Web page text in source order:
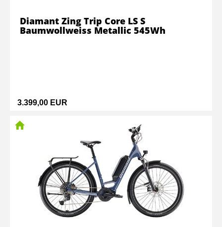
3.399,00 EUR
Diamant Zing Trip Core LS S
Baumwollweiss Metallic 545Wh